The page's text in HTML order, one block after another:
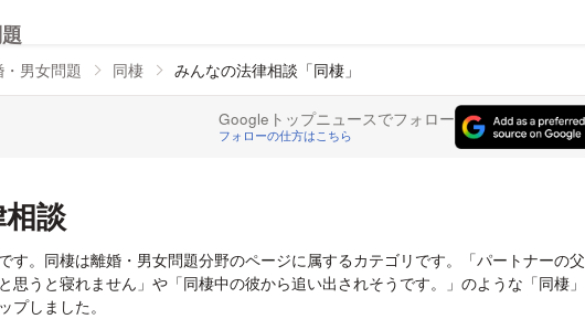
男女問題 同棲 みんなの法律相談「同棲」
Googleトップニュースでフォロー
フォローの仕方はこちら
相談
す。同棲は離婚・男女問題分野のページに属するカテゴリです。「パートナーの父
思うと寝れません」や「同棲中の彼から追い出されそうです。」のような「同棲」
プしました。